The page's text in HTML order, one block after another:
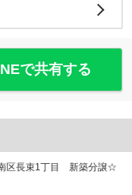
で共有する
区長束1丁目 新築分譲☆